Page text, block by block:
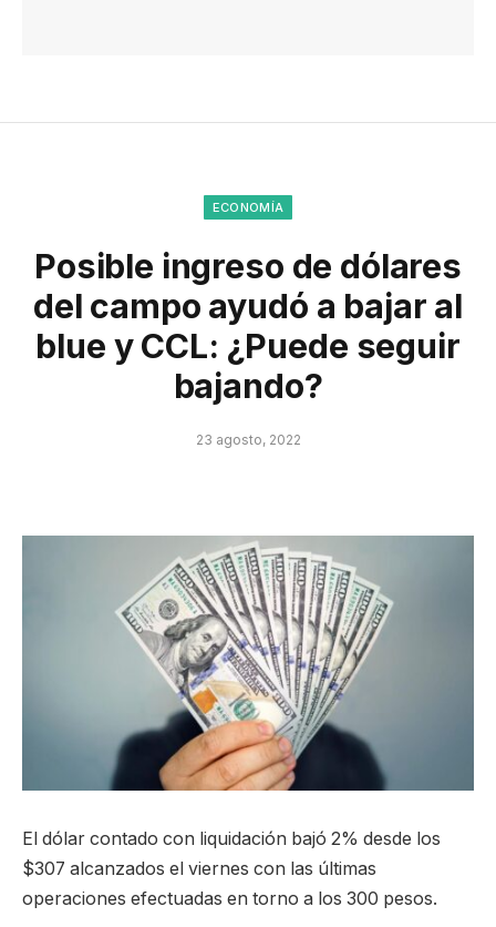
ECONOMÍA
Posible ingreso de dólares
del campo ayudó a bajar al
blue y CCL: ¿Puede seguir
bajando?
23 agosto, 2022
El dólar contado con liquidación bajó 2% desde los
$307 alcanzados el viernes con las últimas
operaciones efectuadas en torno a los 300 pesos.